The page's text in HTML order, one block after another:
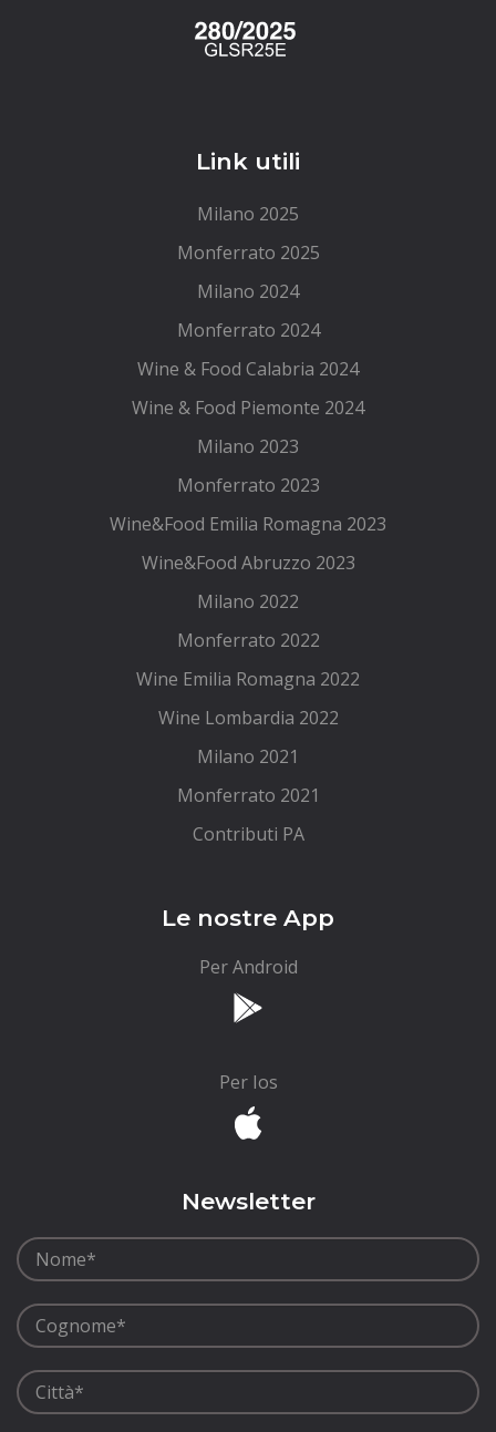
Link utili
Milano 2025
Monferrato 2025
Milano 2024
Monferrato 2024
Wine & Food Calabria 2024
Wine & Food Piemonte 2024
Milano 2023
Monferrato 2023
Wine&Food Emilia Romagna 2023
Wine&Food Abruzzo 2023
Milano 2022
Monferrato 2022
Wine Emilia Romagna 2022
Wine Lombardia 2022
Milano 2021
Monferrato 2021
Contributi PA
Le nostre App
Per Android
Per Ios
Newsletter